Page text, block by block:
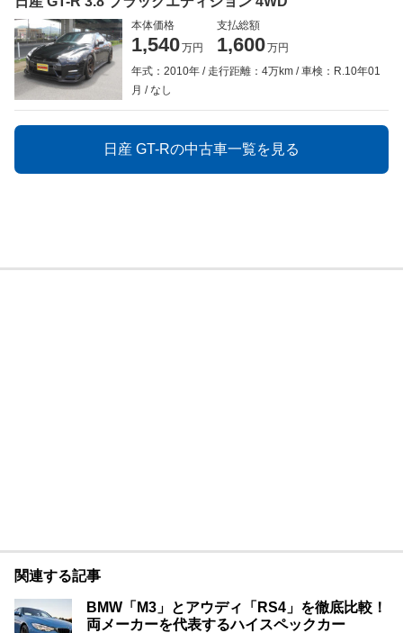
本体価格
1,540万円
支払総額
1,600万円
年式：2010年
走行距離：4万km
車検：R.10年01
月
なし
日産 GT-Rの中古車一覧を見る
関連する記事
BMW「M3」とアウディ「RS4」を徹底比較！
両メーカーを代表するハイスペックカー